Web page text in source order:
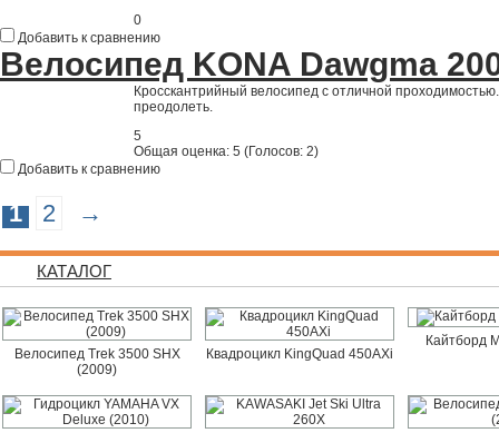
0
Добавить к сравнению
Велосипед KONA Dawgma
Кросскантрийный велосипед с отличной
преодолеть.
5
Общая оценка: 5 (Голосов: 2)
Добавить к сравнению
1 2 →
КАТАЛОГ
Велосипед Trek 3500 SHX
(2009)
Квадроцикл KingQuad 450AXi
Кайтборд